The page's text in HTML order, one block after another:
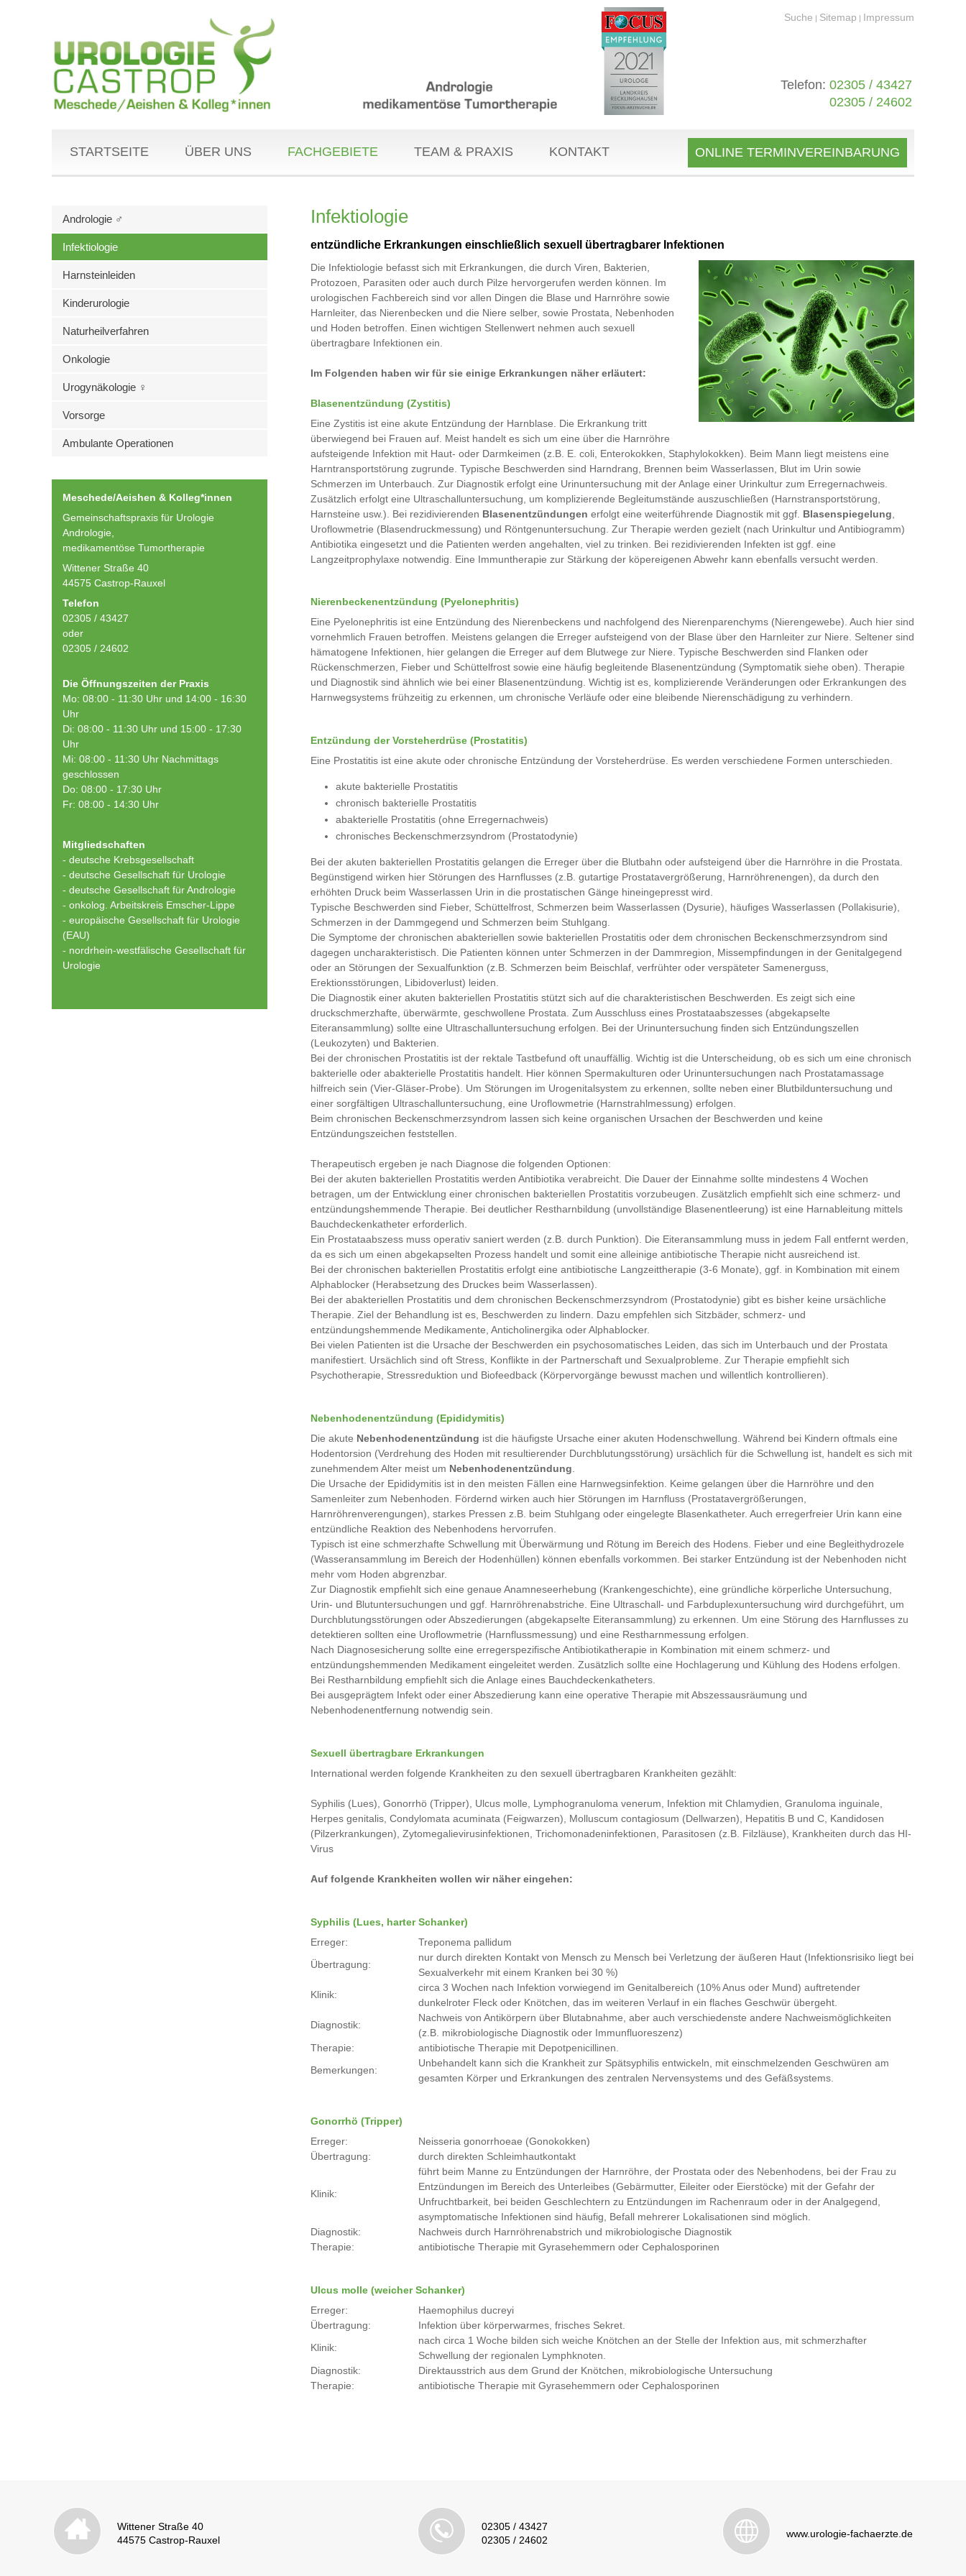
Suche | Sitemap | Impressum
Telefon: 02305 / 43427
02305 / 24602
STARTSEITE ÜBER UNS FACHGEBIETE TEAM & PRAXIS KONTAKT ONLINE TERMINVEREINBARUNG
Andrologie ♂
Infektiologie
Harnsteinleiden
Kinderurologie
Naturheilverfahren
Onkologie
Urogynäkologie ♀
Vorsorge
Ambulante Operationen
Meschede/Aeishen & Kolleg*innen
Gemeinschaftspraxis für Urologie
Andrologie,
medikamentöse Tumortherapie
Wittener Straße 40
44575 Castrop-Rauxel
Telefon
02305 / 43427
oder
02305 / 24602
Die Öffnungszeiten der Praxis
Mo: 08:00 - 11:30 Uhr und 14:00 - 16:30
Uhr
Di: 08:00 - 11:30 Uhr und 15:00 - 17:30
Uhr
Mi: 08:00 - 11:30 Uhr Nachmittags
geschlossen
Do: 08:00 - 17:30 Uhr
Fr: 08:00 - 14:30 Uhr
Mitgliedschaften
- deutsche Krebsgesellschaft
- deutsche Gesellschaft für Urologie
- deutsche Gesellschaft für Andrologie
- onkolog. Arbeitskreis Emscher-Lippe
- europäische Gesellschaft für Urologie
(EAU)
- nordrhein-westfälische Gesellschaft für
Urologie
Infektiologie
entzündliche Erkrankungen einschließlich sexuell übertragbarer Infektionen
Die Infektiologie befasst sich mit Erkrankungen, die durch Viren, Bakterien,
Protozoen, Parasiten oder auch durch Pilze hervorgerufen werden können. Im
urologischen Fachbereich sind vor allen Dingen die Blase und Harnröhre sowie
Harnleiter, das Nierenbecken und die Niere selber, sowie Prostata, Nebenhoden
und Hoden betroffen. Einen wichtigen Stellenwert nehmen auch sexuell
übertragbare Infektionen ein.
Im Folgenden haben wir für sie einige Erkrankungen näher erläutert:
Blasenentzündung (Zystitis)
Eine Zystitis ist eine akute Entzündung der Harnblase. Die Erkrankung tritt
überwiegend bei Frauen auf. Meist handelt es sich um eine über die Harnröhre
aufsteigende Infektion mit Haut- oder Darmkeimen (z.B. E. coli, Enterokokken, Staphylokokken). Beim Mann liegt meistens eine
Harntransportstörung zugrunde. Typische Beschwerden sind Harndrang, Brennen beim Wasserlassen, Blut im Urin sowie
Schmerzen im Unterbauch. Zur Diagnostik erfolgt eine Urinuntersuchung mit der Anlage einer Urinkultur zum Erregernachweis.
Zusätzlich erfolgt eine Ultraschalluntersuchung, um komplizierende Begleitumstände auszuschließen (Harnstransportstörung,
Harnsteine usw.). Bei rezidivierenden Blasenentzündungen erfolgt eine weiterführende Diagnostik mit ggf. Blasenspiegelung
Uroflowmetrie (Blasendruckmessung) und Röntgenuntersuchung. Zur Therapie werden gezielt (nach Urinkultur und Antibiogramm)
Antibiotika eingesetzt und die Patienten werden angehalten, viel zu trinken. Bei rezidivierenden Infekten ist ggf. eine
Langzeitprophylaxe notwendig. Eine Immuntherapie zur Stärkung der köpereigenen Abwehr kann ebenfalls versucht werden.
Nierenbeckenentzündung (Pyelonephritis)
Eine Pyelonephritis ist eine Entzündung des Nierenbeckens und nachfolgend des Nierenparenchyms (Nierengewebe). Auch hier sind
vornehmlich Frauen betroffen. Meistens gelangen die Erreger aufsteigend von der Blase über den Harnleiter zur Niere. Seltener sind
hämatogene Infektionen, hier gelangen die Erreger auf dem Blutwege zur Niere. Typische Beschwerden sind Flanken oder
Rückenschmerzen, Fieber und Schüttelfrost sowie eine häufig begleitende Blasenentzündung (Symptomatik siehe oben). Therapie
und Diagnostik sind ähnlich wie bei einer Blasenentzündung. Wichtig ist es, komplizierende Veränderungen oder Erkrankungen des
Harnwegsystems frühzeitig zu erkennen, um chronische Verläufe oder eine bleibende Nierenschädigung zu verhindern.
Entzündung der Vorsteherdrüse (Prostatitis)
Eine Prostatitis ist eine akute oder chronische Entzündung der Vorsteherdrüse. Es werden verschiedene Formen unterschieden.
akute bakterielle Prostatitis
chronisch bakterielle Prostatitis
abakterielle Prostatitis (ohne Erregernachweis)
chronisches Beckenschmerzsyndrom (Prostatodynie)
Bei der akuten bakteriellen Prostatitis gelangen die Erreger über die Blutbahn oder aufsteigend über die Harnröhre in die Prostata.
Begünstigend wirken hier Störungen des Harnflusses (z.B. gutartige Prostatavergrößerung, Harnröhrenengen), da durch den
erhöhten Druck beim Wasserlassen Urin in die prostatischen Gänge hineingepresst wird.
Typische Beschwerden sind Fieber, Schüttelfrost, Schmerzen beim Wasserlassen (Dysurie), häufiges Wasserlassen (Pollakisurie),
Schmerzen in der Dammgegend und Schmerzen beim Stuhlgang.
Die Symptome der chronischen abakteriellen sowie bakteriellen Prostatitis oder dem chronischen Beckenschmerzsyndrom sind
dagegen uncharakteristisch. Die Patienten können unter Schmerzen in der Dammregion, Missempfindungen in der Genitalgegend
oder an Störungen der Sexualfunktion (z.B. Schmerzen beim Beischlaf, verfrühter oder verspäteter Samenerguss,
Erektionsstörungen, Libidoverlust) leiden.
Die Diagnostik einer akuten bakteriellen Prostatitis stützt sich auf die charakteristischen Beschwerden. Es zeigt sich eine
druckschmerzhafte, überwärmte, geschwollene Prostata. Zum Ausschluss eines Prostataabszesses (abgekapselte
Eiteransammlung) sollte eine Ultraschalluntersuchung erfolgen. Bei der Urinuntersuchung finden sich Entzündungszellen
(Leukozyten) und Bakterien.
Bei der chronischen Prostatitis ist der rektale Tastbefund oft unauffällig. Wichtig ist die Unterscheidung, ob es sich um eine chronisch
bakterielle oder abakterielle Prostatitis handelt. Hier können Spermakulturen oder Urinuntersuchungen nach Prostatamassage
hilfreich sein (Vier-Gläser-Probe). Um Störungen im Urogenitalsystem zu erkennen, sollte neben einer Blutbilduntersuchung und
einer sorgfältigen Ultraschalluntersuchung, eine Uroflowmetrie (Harnstrahlmessung) erfolgen.
Beim chronischen Beckenschmerzsyndrom lassen sich keine organischen Ursachen der Beschwerden und keine
Entzündungszeichen feststellen.
Therapeutisch ergeben je nach Diagnose die folgenden Optionen:
Bei der akuten bakteriellen Prostatitis werden Antibiotika verabreicht. Die Dauer der Einnahme sollte mindestens 4 Wochen
betragen, um der Entwicklung einer chronischen bakteriellen Prostatitis vorzubeugen. Zusätzlich empfiehlt sich eine schmerz- und
entzündungshemmende Therapie. Bei deutlicher Restharnbildung (unvollständige Blasenentleerung) ist eine Harnableitung mittels
Bauchdeckenkatheter erforderlich.
Ein Prostataabszess muss operativ saniert werden (z.B. durch Punktion). Die Eiteransammlung muss in jedem Fall entfernt werden,
da es sich um einen abgekapselten Prozess handelt und somit eine alleinige antibiotische Therapie nicht ausreichend ist.
Bei der chronischen bakteriellen Prostatitis erfolgt eine antibiotische Langzeittherapie (3-6 Monate), ggf. in Kombination mit einem
Alphablocker (Herabsetzung des Druckes beim Wasserlassen).
Bei der abakteriellen Prostatitis und dem chronischen Beckenschmerzsyndrom (Prostatodynie) gibt es bisher keine ursächliche
Therapie. Ziel der Behandlung ist es, Beschwerden zu lindern. Dazu empfehlen sich Sitzbäder, schmerz- und
entzündungshemmende Medikamente, Anticholinergika oder Alphablocker.
Bei vielen Patienten ist die Ursache der Beschwerden ein psychosomatisches Leiden, das sich im Unterbauch und der Prostata
manifestiert. Ursächlich sind oft Stress, Konflikte in der Partnerschaft und Sexualprobleme. Zur Therapie empfiehlt sich
Psychotherapie, Stressreduktion und Biofeedback (Körpervorgänge bewusst machen und willentlich kontrollieren).
Nebenhodenentzündung (Epididymitis)
Die akute Nebenhodenentzündung ist die häufigste Ursache einer akuten Hodenschwellung. Während bei Kindern oftmals eine
Hodentorsion (Verdrehung des Hoden mit resultierender Durchblutungsstörung) ursächlich für die Schwellung ist, handelt es sich mit
zunehmendem Alter meist um Nebenhodenentzündung
Die Ursache der Epididymitis ist in den meisten Fällen eine Harnwegsinfektion. Keime gelangen über die Harnröhre und den
Samenleiter zum Nebenhoden. Fördernd wirken auch hier Störungen im Harnfluss (Prostatavergrößerungen,
Harnröhrenverengungen), starkes Pressen z.B. beim Stuhlgang oder eingelegte Blasenkatheter. Auch erregerfreier Urin kann eine
entzündliche Reaktion des Nebenhodens hervorrufen.
Typisch ist eine schmerzhafte Schwellung mit Überwärmung und Rötung im Bereich des Hodens. Fieber und eine Begleithydrozele
(Wasseransammlung im Bereich der Hodenhüllen) können ebenfalls vorkommen. Bei starker Entzündung ist der Nebenhoden nicht
mehr vom Hoden abgrenzbar.
Zur Diagnostik empfiehlt sich eine genaue Anamneseerhebung (Krankengeschichte), eine gründliche körperliche Untersuchung,
Urin- und Blutuntersuchungen und ggf. Harnröhrenabstriche. Eine Ultraschall- und Farbduplexuntersuchung wird durchgeführt, um
Durchblutungsstörungen oder Abszedierungen (abgekapselte Eiteransammlung) zu erkennen. Um eine Störung des Harnflusses zu
detektieren sollten eine Uroflowmetrie (Harnflussmessung) und eine Restharnmessung erfolgen.
Nach Diagnosesicherung sollte eine erregerspezifische Antibiotikatherapie in Kombination mit einem schmerz- und
entzündungshemmenden Medikament eingeleitet werden. Zusätzlich sollte eine Hochlagerung und Kühlung des Hodens erfolgen.
Bei Restharnbildung empfiehlt sich die Anlage eines Bauchdeckenkatheters.
Bei ausgeprägtem Infekt oder einer Abszedierung kann eine operative Therapie mit Abszessausräumung und
Nebenhodenentfernung notwendig sein.
Sexuell übertragbare Erkrankungen
International werden folgende Krankheiten zu den sexuell übertragbaren Krankheiten gezählt:
Syphilis (Lues), Gonorrhö (Tripper), Ulcus molle, Lymphogranuloma venerum, Infektion mit Chlamydien, Granuloma inguinale,
Herpes genitalis, Condylomata acuminata (Feigwarzen), Molluscum contagiosum (Dellwarzen), Hepatitis B und C, Kandidosen
(Pilzerkrankungen), Zytomegalievirusinfektionen, Trichomonadeninfektionen, Parasitosen (z.B. Filzläuse), Krankheiten durch das HI-
Virus
Auf folgende Krankheiten wollen wir näher eingehen:
Syphilis (Lues, harter Schanker)
Erreger:
Treponema pallidum
Übertragung:
nur durch direkten Kontakt von Mensch zu Mensch bei Verletzung der äußeren Haut (Infektionsrisiko liegt bei
Sexualverkehr mit einem Kranken bei 30 %)
Klinik:
circa 3 Wochen nach Infektion vorwiegend im Genitalbereich (10% Anus oder Mund) auftretender
dunkelroter Fleck oder Knötchen, das im weiteren Verlauf in ein flaches Geschwür übergeht.
Diagnostik:
Nachweis von Antikörpern über Blutabnahme, aber auch verschiedenste andere Nachweismöglichkeiten
(z.B. mikrobiologische Diagnostik oder Immunfluoreszenz)
Therapie:
antibiotische Therapie mit Depotpenicillinen.
Bemerkungen:
Unbehandelt kann sich die Krankheit zur Spätsyphilis entwickeln, mit einschmelzenden Geschwüren am
gesamten Körper und Erkrankungen des zentralen Nervensystems und des Gefäßsystems.
Gonorrhö (Tripper)
Erreger:
Neisseria gonorrhoeae (Gonokokken)
Übertragung:
durch direkten Schleimhautkontakt
Klinik:
führt beim Manne zu Entzündungen der Harnröhre, der Prostata oder des Nebenhodens, bei der Frau zu
Entzündungen im Bereich des Unterleibes (Gebärmutter, Eileiter oder Eierstöcke) mit der Gefahr der
Unfruchtbarkeit, bei beiden Geschlechtern zu Entzündungen im Rachenraum oder in der Analgegend,
asymptomatische Infektionen sind häufig, Befall mehrerer Lokalisationen sind möglich.
Diagnostik:
Nachweis durch Harnröhrenabstrich und mikrobiologische Diagnostik
Therapie:
antibiotische Therapie mit Gyrasehemmern oder Cephalosporinen
Ulcus molle (weicher Schanker)
Erreger:
Haemophilus ducreyi
Übertragung:
Infektion über körperwarmes, frisches Sekret.
Klinik:
nach circa 1 Woche bilden sich weiche Knötchen an der Stelle der Infektion aus, mit schmerzhafter
Schwellung der regionalen Lymphknoten.
Diagnostik:
Direktausstrich aus dem Grund der Knötchen, mikrobiologische Untersuchung
Therapie:
antibiotische Therapie mit Gyrasehemmern oder Cephalosporinen
Wittener Straße 40
44575 Castrop-Rauxel
02305 / 43427
02305 / 24602
www.urologie-fachaerzte.de